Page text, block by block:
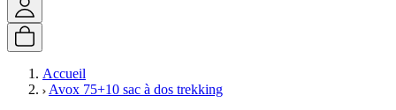
Accueil
Avox 75+10 sac à dos trekking